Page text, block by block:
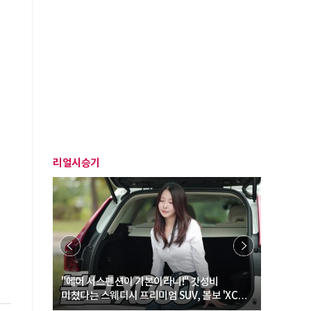
리얼시승기
"에어 서스펜션이 기본이라니!" 갓성비
미쳤다는 스웨디시 프리미엄 SUV, 볼보 'XC60